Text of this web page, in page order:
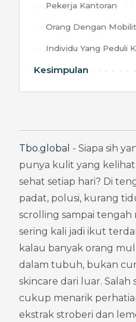
Pekerja Kantoran
Orang Dengan
Individu Yang Peduli
Kesimpulan
Tbo.global - Siapa sih
punya kulit yang
sehat setiap hari? Di
padat, polusi, kurang
scrolling sampai tengah
sering kali jadi ikut
kalau banyak orang
dalam tubuh, bukan
skincare dari luar.
cukup menarik
ekstrak stroberi dan